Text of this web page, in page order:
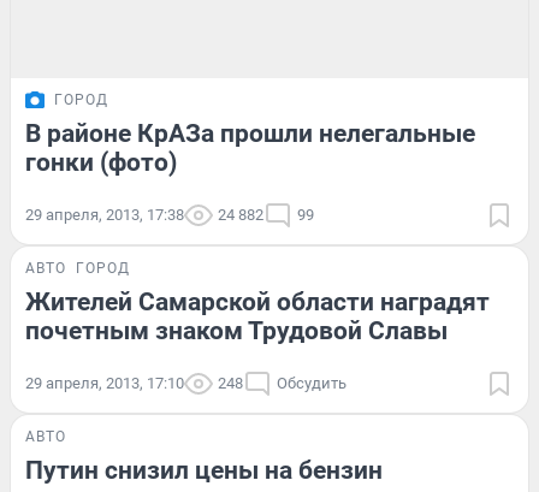
ГОРОД
В районе КрАЗа прошли нелегальные
гонки (фото)
29 апреля, 2013, 17:38 24 882 99
АВТО ГОРОД
Жителей Самарской области наградят
почетным знаком Трудовой Славы
29 апреля, 2013, 17:10 248 Обсудить
АВТО
Путин снизил цены на бензин